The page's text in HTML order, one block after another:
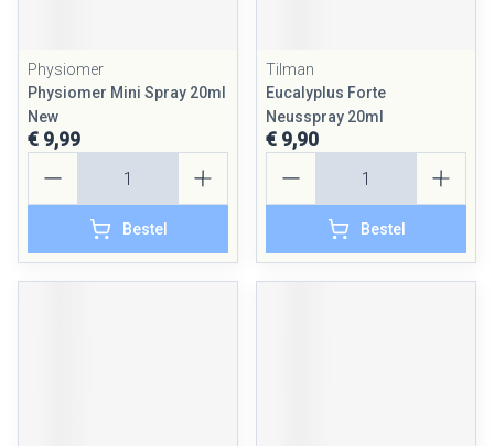
Physiomer
Physiomer Mini Spray 20ml
New
€ 9,99
Bestel
Tilman
Eucalyplus Forte
Neusspray 20ml
€ 9,90
Bestel